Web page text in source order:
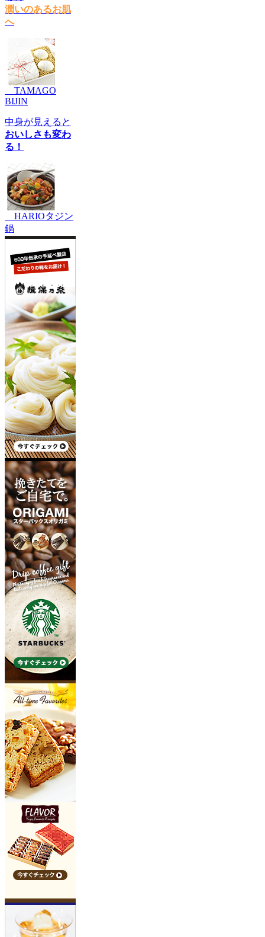
潤いのあるお肌
へ
TAMAGO
BIJIN
中身が見えると
おいしさも変わ
る！
HARIOタジン
鍋